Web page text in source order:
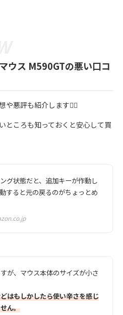
ウス M590GTの悪い口コ
や悪評も紹介します💁‍♀️
ところも知っておくと安心して買
グ状態だと、追加キーが作動し
すると元の戻るのがちょっとめ
が、マウス本体のサイズが小さ
はもしかしたら使い辛さを感じ
ん。